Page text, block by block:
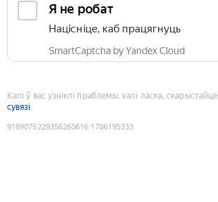
Я не робат
Націсніце, каб працягнуць
SmartCaptcha by Yandex Cloud
Калі ў вас узніклі праблемы, калі ласка, скарыстайце
сувязі
9189075229356260616:1786195333